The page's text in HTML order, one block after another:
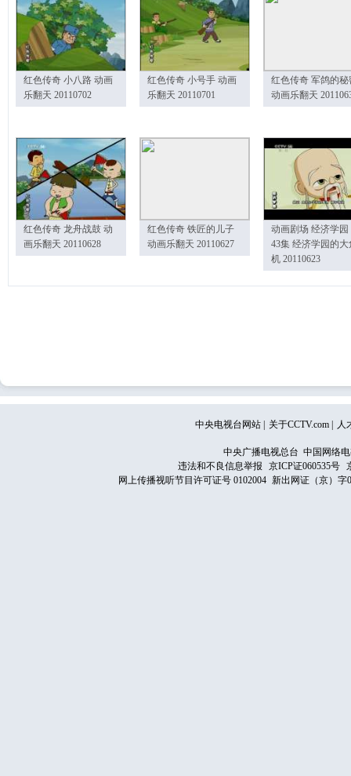
红色传奇 小八路 动画
乐翻天 20110702
红色传奇 小号手 动画
乐翻天 20110701
红色传奇 军鸽的秘
动画乐翻天
红色传奇 龙舟战鼓 动
画乐翻天 20110628
红色传奇 铁匠的儿子
动画乐翻天 20110627
动画剧场 经济学园
43集 经济学园的大
机 20110623
中央电视台网站 关于CCTV.com 人
中央广播电视总台 中国网络
违法和不良信息举报
京ICP证060535号
网上传播视听节目许可证号 0102004 新出网证（京）